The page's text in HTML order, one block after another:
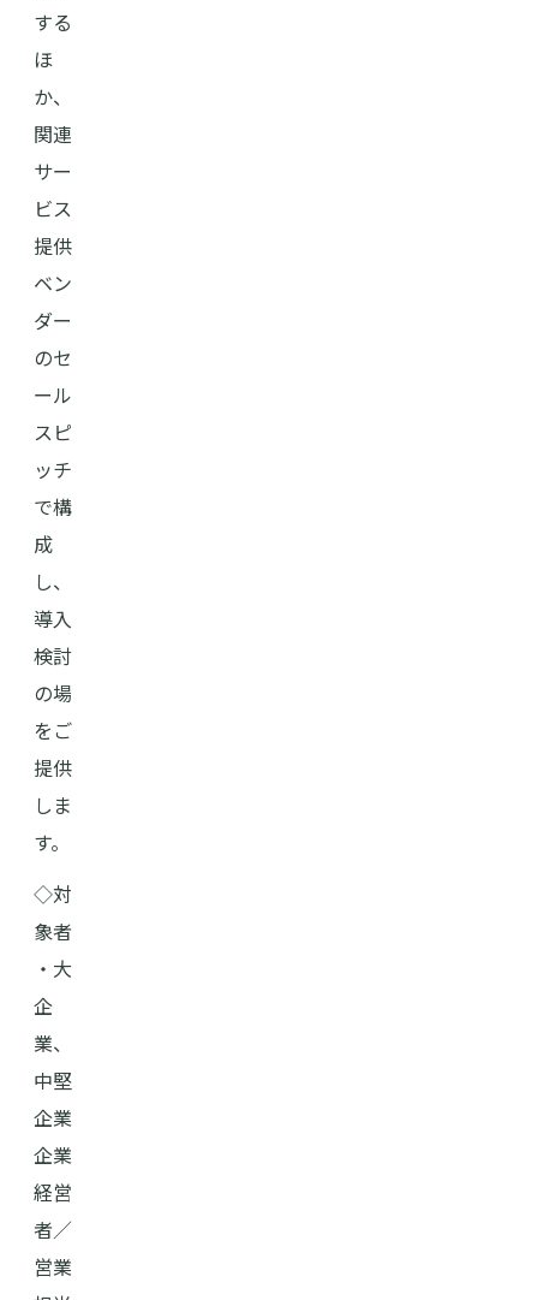
する
ほ
か、
関連
サー
ビス
提供
ベン
ダー
のセ
ール
スピ
ッチ
で構
成
し、
導入
検討
の場
をご
提供
しま
す。
◇対
象者
・大
企
業、
中堅
企業
企業
経営
者／
営業